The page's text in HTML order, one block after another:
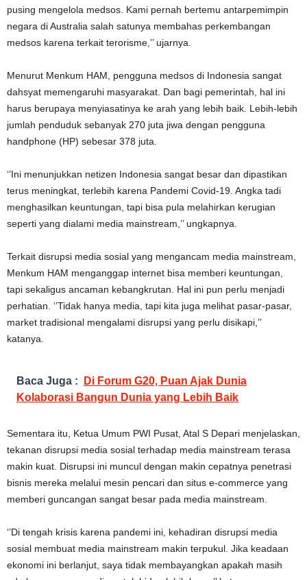
pusing mengelola medsos. Kami pernah bertemu antarpemimpin
negara di Australia salah satunya membahas perkembangan
medsos karena terkait terorisme,’’ ujarnya.
Menurut Menkum HAM, pengguna medsos di Indonesia sangat
dahsyat memengaruhi masyarakat. Dan bagi pemerintah, hal ini
harus berupaya menyiasatinya ke arah yang lebih baik. Lebih-lebih
jumlah penduduk sebanyak 270 juta jiwa dengan pengguna
handphone (HP) sebesar 378 juta.
‘’Ini menunjukkan netizen Indonesia sangat besar dan dipastikan
terus meningkat, terlebih karena Pandemi Covid-19. Angka tadi
menghasilkan keuntungan, tapi bisa pula melahirkan kerugian
seperti yang dialami media mainstream,’’ ungkapnya.
Terkait disrupsi media sosial yang mengancam media mainstream,
Menkum HAM menganggap internet bisa memberi keuntungan,
tapi sekaligus ancaman kebangkrutan. Hal ini pun perlu menjadi
perhatian. ‘’Tidak hanya media, tapi kita juga melihat pasar-pasar,
market tradisional mengalami disrupsi yang perlu disikapi,’’
katanya.
Baca Juga :
Di Forum G20, Puan Ajak Dunia
Kolaborasi Bangun Dunia yang Lebih Baik
Sementara itu, Ketua Umum PWI Pusat, Atal S Depari menjelaskan,
tekanan disrupsi media sosial terhadap media mainstream terasa
makin kuat. Disrupsi ini muncul dengan makin cepatnya penetrasi
bisnis mereka melalui mesin pencari dan situs e-commerce yang
memberi guncangan sangat besar pada media mainstream.
‘’Di tengah krisis karena pandemi ini, kehadiran disrupsi media
sosial membuat media mainstream makin terpukul. Jika keadaan
ekonomi ini berlanjut, saya tidak membayangkan apakah masih